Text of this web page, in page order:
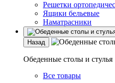
Решетки
Ящики бельевые
Наматрасники
Назад
Обеденные столы и стулья
Все товары